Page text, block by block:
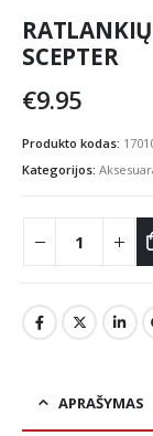
SCEPTER
€9.95
Produkto kodas:
Kategorijos:
APRAŠYMAS